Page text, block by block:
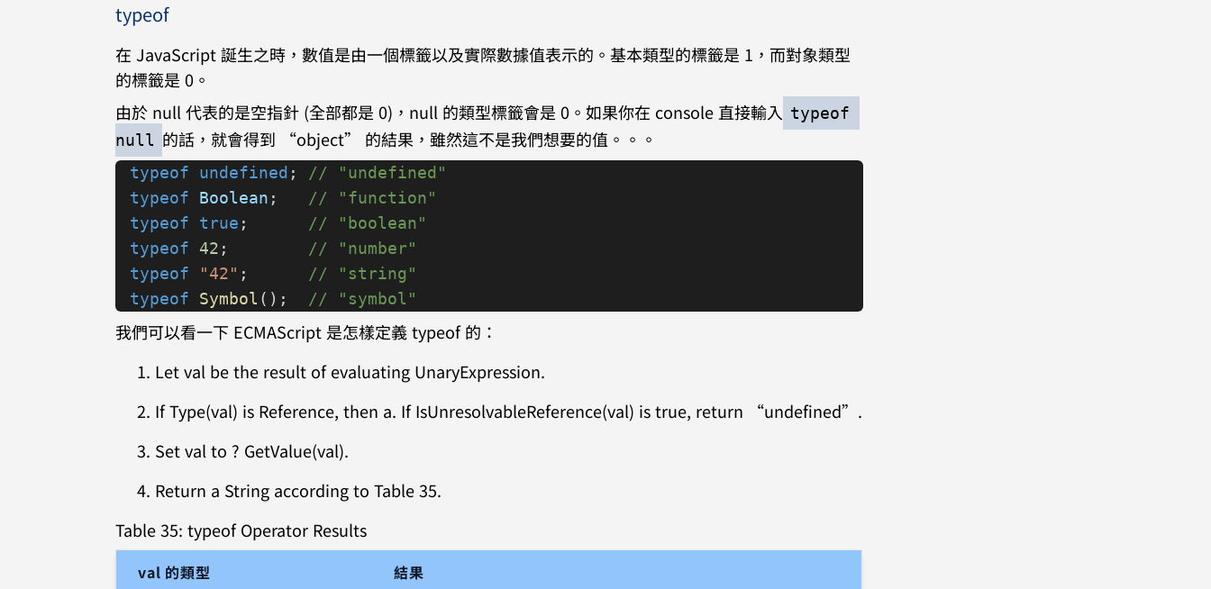
typeof
在 JavaScript 誕生之時，數值是由一個標籤以及實際數據值表示的。基本類型的標籤是 1，而對象類型
的標籤是 0。
由於 null 代表的是空指針 (全部都是 0)，null 的類型標籤會是 0。如果你在 console 直接輸入 typeof
null 的話，就會得到 “object” 的結果，雖然這不是我們想要的值。。。
typeof undefined ; // "undefined"
typeof Boolean ; // "function"
typeof true ; // "boolean"
typeof 42 ; // "number"
typeof "42" ; // "string"
typeof Symbol (); // "symbol"
我們可以看一下 ECMAScript 是怎樣定義 typeof 的：
Let val be the result of evaluating UnaryExpression.
If Type(val) is Reference, then a. If IsUnresolvableReference(val) is true, return “undefined”.
Set val to ? GetValue(val).
Return a String according to Table 35.
Table 35: typeof Operator Results
val 的類型 結果